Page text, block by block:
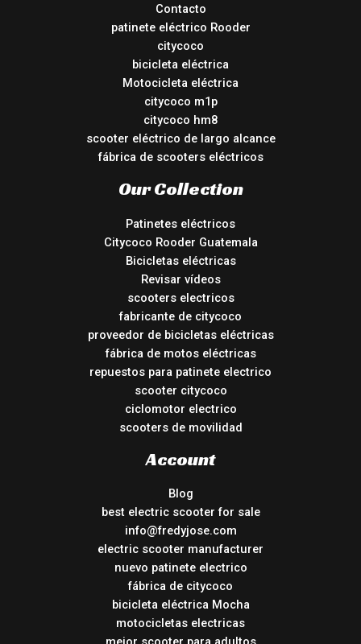
Contacto
patinete eléctrico Rooder
citycoco
bicicleta eléctrica
Motocicleta eléctrica
citycoco m1p
citycoco hm8
scooter eléctrico de largo alcance
fábrica de scooters eléctricos
Our Collection
Patinetes eléctricos
Citycoco Rooder Guatemala
Bicicletas eléctricas
Revisar vídeos
scooters electricos
fabricante de citycoco
proveedor de bicicletas eléctricas
fábrica de motos eléctricas
repuestos para patinete electrico
scooter citycoco
ciclomotor electrico
scooters de movilidad
Account
Blog
best electric scooter for sale
info@fredyjose.com
electric scooter manufacturer
nuevo patinete electrico
fábrica de citycoco
bicicleta eléctrica Mocha
motocicletas electricas